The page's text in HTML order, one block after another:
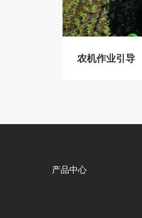
农机作业引导
产品中心